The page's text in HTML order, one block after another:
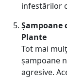
infestărilor
Șampoane
Plante
Tot mai
șampoane
agresive.